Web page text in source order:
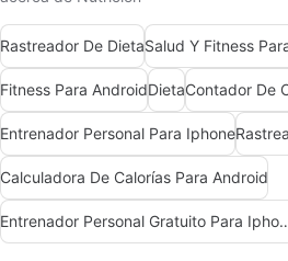
Rastreador De DietaSalud Y Fitness
Fitness Para AndroidDietaContador De
Entrenador Personal Para Iphone
Calculadora De Calorías Para Android
Entrenador